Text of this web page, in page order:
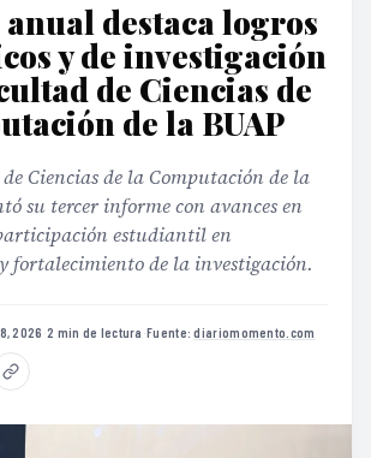
destaca logros
y de investigación
de Ciencias de
de la BUAP
Ciencias de la Computación de la
su tercer informe con avances en
estudiantil en
fortalecimiento de la investigación.
2026 ·2 min de lectura ·Fuente:diariomomento.com